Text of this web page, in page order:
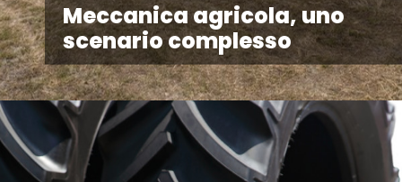
Meccanica agricola, uno
scenario complesso